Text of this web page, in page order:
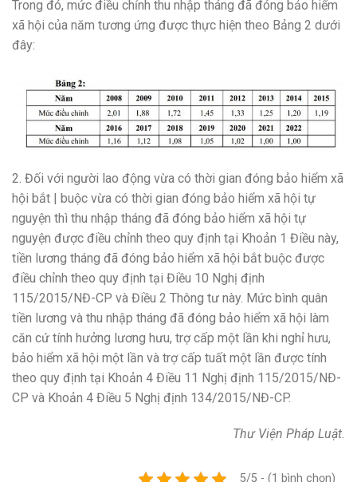
Trong đó, mức điều chỉnh thu nhập tháng đã đóng bảo hiểm
xã hội của năm tương ứng được thực hiện theo Bảng 2 dưới
đây:
2. Đối với người lao động vừa có thời gian đóng bảo hiểm xã
hội bắt | buộc vừa có thời gian đóng bảo hiểm xã hội tự
nguyện thì thu nhập tháng đã đóng bảo hiểm xã hội tự
nguyện được điều chỉnh theo quy định tại Khoản 1 Điều này,
tiền lương tháng đã đóng bảo hiểm xã hội bắt buộc được
điều chỉnh theo quy định tại Điều 10 Nghị định
115/2015/NĐ-CP và Điều 2 Thông tư này. Mức bình quân
tiền lương và thu nhập tháng đã đóng bảo hiểm xã hội làm
căn cứ tính hưởng lương hưu, trợ cấp một lần khi nghỉ hưu,
bảo hiểm xã hội một lần và trợ cấp tuất một lần được tính
theo quy định tại Khoản 4 Điều 11 Nghị định 115/2015/NĐ-
CP và Khoản 4 Điều 5 Nghị định 134/2015/NĐ-CP.
Thư Viện Pháp Luật.
5/5 - (1 bình chọn)